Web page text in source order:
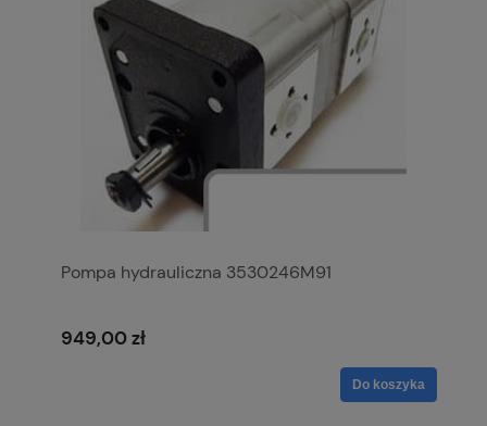
Pompa hydrauliczna 3530246M91
949,00 zł
Do koszyka